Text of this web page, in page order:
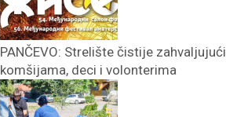
PANČEVO: Strelište čistije zahvaljujući
komšijama, deci i volonterima